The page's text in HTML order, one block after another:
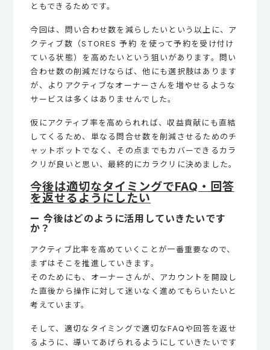
ともできるためです。
今回は、問い合わせ数を減らしたいという以上に、ア
クティブ数（STORES 予約 を使って予約を受け付け
ている状態）を高めたいという狙いがあります。問い
合わせ数の削減だけならば、他にも選択肢はあります
が、よりアクティブなオーナーさんを増やせるような
サービスは多くはありませんでした。
仮にアクティブ率を高められれば、収益貢献にも直結
してくるため、単なる問合せ数を削減させるためのチ
ャットボットでなく、その点までもカバーできるカラ
クリが良いと思い、最終的にカラクリに決めました。
今後は適切なタイミングでFAQ・回答
を返せるようにしたい
ー 今後はどのように活用していきたいです
か？
アクティブ比率を高めていくことが一番重要なので、
まずはそこを推進していきます。
そのためにも、オーナーさんが、アカウントを開設し
た直後から操作に対して迷いなく進めてもらいたいと
考えています。
そして、適切なタイミングで適切なFAQや回答を返せ
るように、導いてあげられるようにしていきたいです